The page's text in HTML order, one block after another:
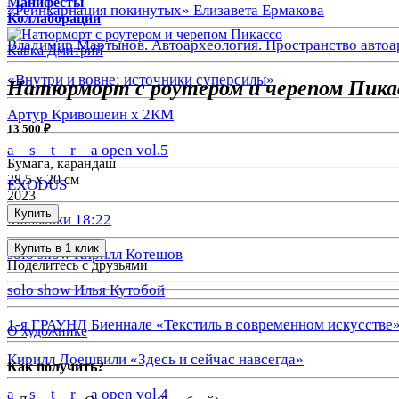
«Реинкарнация покинутых» Елизавета Ермакова
Владимир Мартынов. Автоархеология. Пространство
«Внутри и вовне: источники суперсилы»
Артур Кривошеин х 2КМ
a—s—t—r—a open vol.5
EXODUS
Малышки 18:22
solo show Кирилл Котешов
solo show Илья Кутобой
1-я ГРАУНД Биеннале «Текстиль в современном искусстве»
Кирилл Доешвили «Здесь и сейчас навсегда»
a—s—t—r—a open vol.4
Коллаборации
Кавка Дмитрий
Натюрморт с роутером и черепом
13 500 ₽
Бумага, карандаш
28,5 х 20 см
2023
Купить
Купить в 1 клик
Поделитесь с друзьями
О художнике
Как получить?